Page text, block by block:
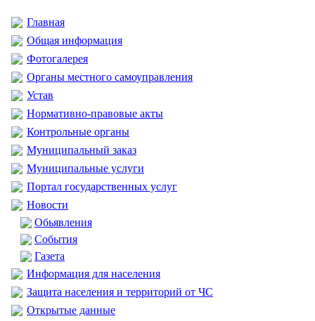
Главная
Общая информация
Фотогалерея
Органы местного самоуправления
Устав
Нормативно-правовые акты
Контрольные органы
Муниципальный заказ
Муниципальные услуги
Портал государственных услуг
Новости
Обьявления
События
Газета
Информация для населения
Защита населения и территорий от ЧС
Открытые данные